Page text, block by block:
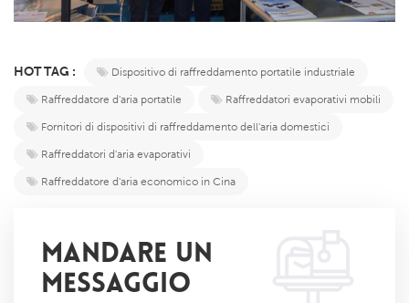
HOT TAG :
Dispositivo di raffreddamento portatile industriale
Raffreddatore d'aria portatile
Raffreddatori evaporativi mobili
Fornitori di dispositivi di raffreddamento dell'aria domestici
Raffreddatori d'aria evaporativi
Raffreddatore d'aria economico in Cina
MANDARE UN
MESSAGGIO